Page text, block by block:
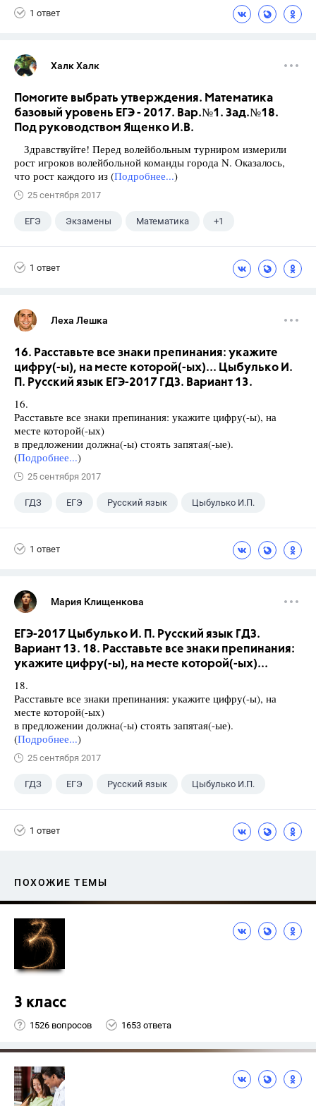
1 ответ
Халк Халк
Помогите выбрать утверждения. Математика
базовый уровень ЕГЭ - 2017. Вар.№1. Зад.№18.
Под руководством Ященко И.В.
Здравствуйте! Перед волейбольным турниром измерили
рост игроков волейбольной команды города N. Оказалось,
что рост каждого из (Подробнее...)
25 сентября 2017
ЕГЭ Экзамены Математика +1
1 ответ
Леха Лешка
16. Расставьте все знаки препинания: укажите
цифру(-ы), на месте которой(-ых)... Цыбулько И.
П. Русский язык ЕГЭ-2017 ГДЗ. Вариант 13.
16.
Расставьте все знаки препинания: укажите цифру(-ы), на
месте которой(-ых)
в предложении должна(-ы) стоять запятая(-ые).
(Подробнее...)
25 сентября 2017
ГДЗ ЕГЭ Русский язык Цыбулько И.П.
1 ответ
Мария Клищенкова
ЕГЭ-2017 Цыбулько И. П. Русский язык ГДЗ.
Вариант 13. 18. Расставьте все знаки препинания:
укажите цифру(-ы), на месте которой(-ых)...
18.
Расставьте все знаки препинания: укажите цифру(-ы), на
месте которой(-ых)
в предложении должна(-ы) стоять запятая(-ые).
(Подробнее...)
25 сентября 2017
ГДЗ ЕГЭ Русский язык Цыбулько И.П.
1 ответ
ПОХОЖИЕ ТЕМЫ
3 класс
1526 вопросов 1653 ответа